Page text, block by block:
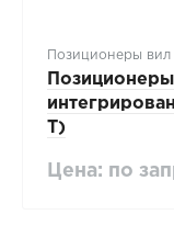
Позиционеры вил
T)
Цена: по